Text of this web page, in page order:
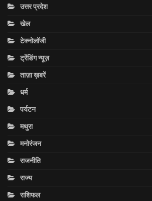
उत्तर प्रदेश
खेल
टेक्नोलॉजी
ट्रेंडिंग न्यूज़
ताज़ा ख़बरें
धर्म
पर्यटन
मथुरा
मनोरंजन
राजनीति
राज्य
राशिफल